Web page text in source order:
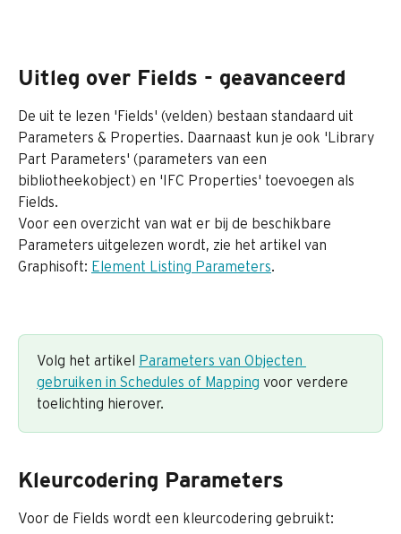
Uitleg over Fields - geavanceerd
De uit te lezen 'Fields' (velden) bestaan standaard uit
Parameters & Properties. Daarnaast kun je ook 'Library
Part Parameters' (parameters van een
bibliotheekobject) en 'IFC Properties' toevoegen als
Fields.
Voor een overzicht van wat er bij de beschikbare
Parameters uitgelezen wordt, zie het artikel van
Graphisoft: Element Listing Parameters.
Volg het artikel Parameters van Objecten
gebruiken in Schedules of Mapping voor verdere
toelichting hierover.
Kleurcodering Parameters
Voor de Fields wordt een kleurcodering gebruikt: